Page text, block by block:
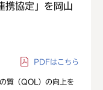
携協定」を岡山
PDFはこちら
質（QOL）の向上を